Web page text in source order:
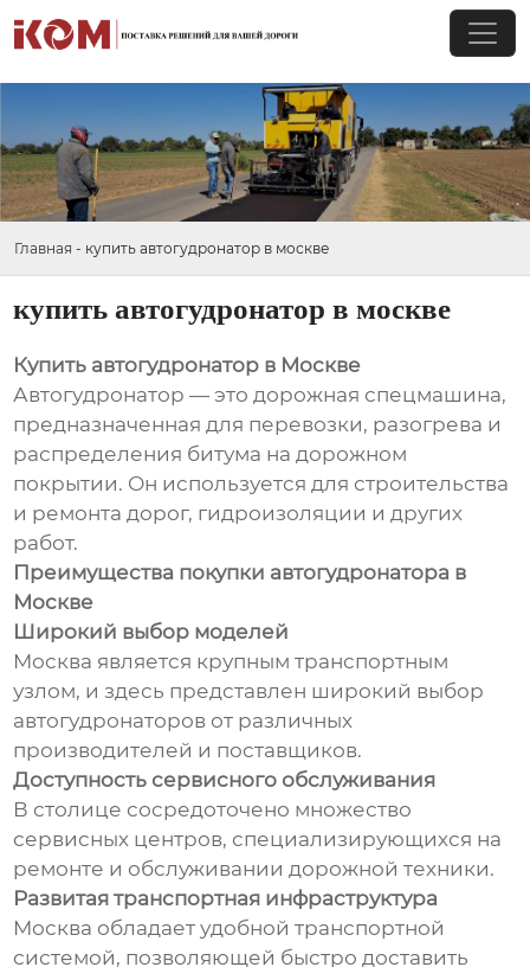
Главная - купить автогудронатор в москве
купить автогудронатор в москве
Купить автогудронатор в Москве
Автогудронатор — это дорожная спецмашина,
предназначенная для перевозки, разогрева и
распределения битума на дорожном
покрытии. Он используется для строительства
и ремонта дорог, гидроизоляции и других
работ.
Преимущества покупки автогудронатора в
Москве
Широкий выбор моделей
Москва является крупным транспортным
узлом, и здесь представлен широкий выбор
автогудронаторов от различных
производителей и поставщиков.
Доступность сервисного обслуживания
В столице сосредоточено множество
сервисных центров, специализирующихся на
ремонте и обслуживании дорожной техники.
Развитая транспортная инфраструктура
Москва обладает удобной транспортной
системой, позволяющей быстро доставить